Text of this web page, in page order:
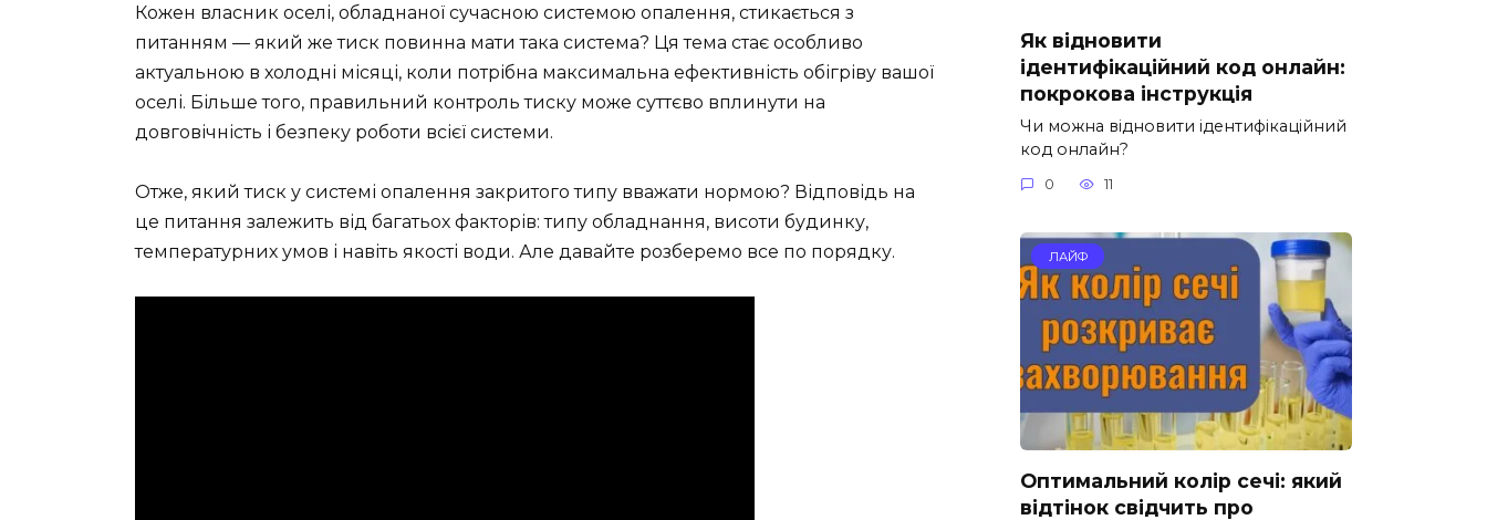
Кожен власник оселі, обладнаної сучасною системою опалення, стикається з
питанням — який же тиск повинна мати така система? Ця тема стає особливо
актуальною в холодні місяці, коли потрібна максимальна ефективність обігріву вашої
оселі. Більше того, правильний контроль тиску може суттєво вплинути на
довговічність і безпеку роботи всієї системи.
Отже, який тиск у системі опалення закритого типу вважати нормою? Відповідь на
це питання залежить від багатьох факторів: типу обладнання, висоти будинку,
температурних умов і навіть якості води. Але давайте розберемо все по порядку.
Як відновити
ідентифікаційний код онлайн:
покрокова інструкція
Чи можна відновити ідентифікаційний
код онлайн?
0 11
ЛАЙФ
Оптимальний колір сечі: який
відтінок свідчить про